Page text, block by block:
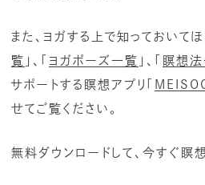
また、ヨガする上で知っておいてほ
覧 」、「 ヨガポーズ一覧 」、「 瞑想
サポートする瞑想アプリ「
せてご覧ください。
無料ダウンロードして、今すぐ瞑想